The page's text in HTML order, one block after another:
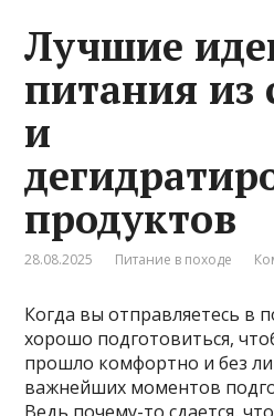
Лучшие
питания из
и
продуктов
28.08.2025 Питание в походе
Когда вы отправляетесь в
хорошо подготовиться,
прошло комфортно и без
важнейших моментов